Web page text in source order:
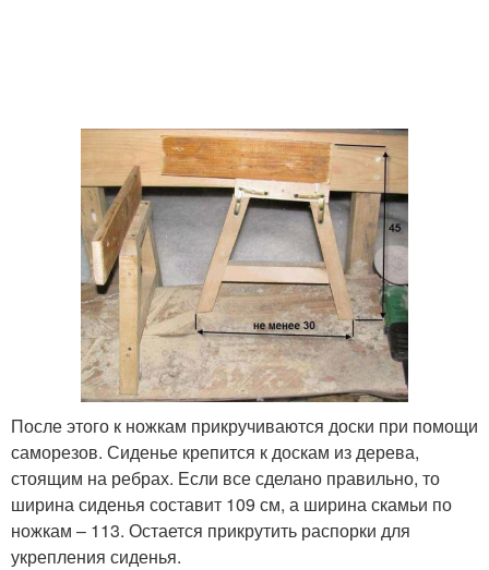
После этого к ножкам прикручиваются доски при помощи
саморезов. Сиденье крепится к доскам из дерева,
стоящим на ребрах. Если все сделано правильно, то
ширина сиденья составит 109 см, а ширина скамьи по
ножкам – 113. Остается прикрутить распорки для
укрепления сиденья.